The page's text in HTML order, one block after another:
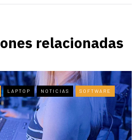
relacionadas
LAPTOP NOTICIAS SOFTWARE